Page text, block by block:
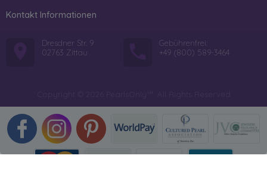
Kontakt Informationen
Dresdner Str. 9
02763 Zittau
Gebührenfrei:
+49 (800) 589-3464